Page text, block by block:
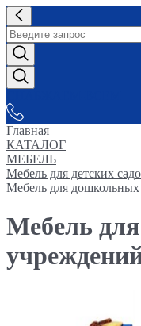
Главная
КАТАЛОГ
МЕБЕЛЬ
Мебель для детских
Мебель для
Мебель